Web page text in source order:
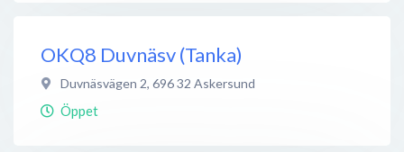
OKQ8 Duvnäsv (Tanka)
Duvnäsvägen 2, 696 32 Askersund
Öppet